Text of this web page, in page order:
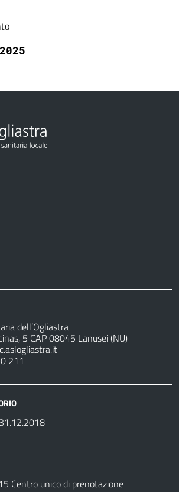
dell’Ogliastra
5 CAP 08045 Lanusei (NU)
211
Centro unico di prenotazione